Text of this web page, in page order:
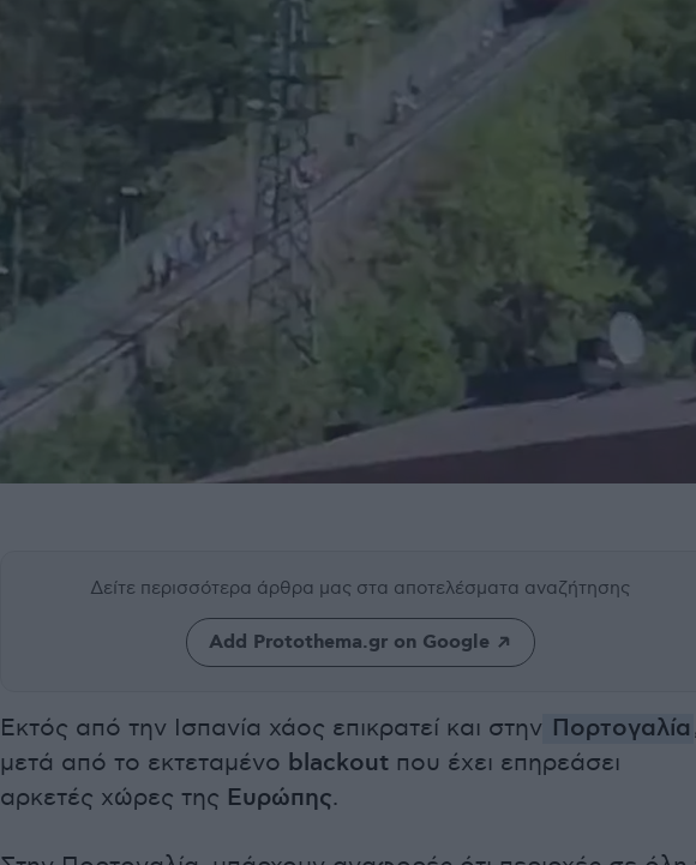
Δείτε περισσότερα άρθρα μας στα αποτελέσματα αναζήτησης
Add Protothema.gr on Google
Εκτός από την Ισπανία χάος επικρατεί και στην Πορτογαλία
μετά από το εκτεταμένο blackout που έχει επηρεάσει
αρκετές χώρες της Ευρώπης.